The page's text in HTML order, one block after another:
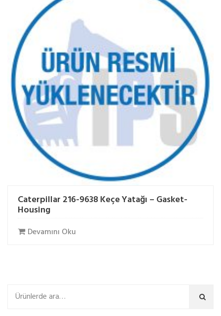
Caterpillar 216-9638 Keçe Yatağı – Gasket-
Housing
Devamını Oku
Ara